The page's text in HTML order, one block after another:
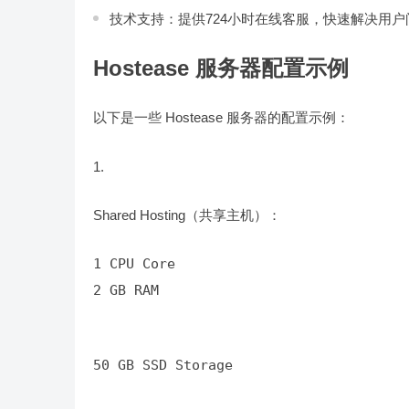
技术支持：提供724小时在线客服，快速解决用户
Hostease 服务器配置示例
以下是一些 Hostease 服务器的配置示例：
Shared Hosting（共享主机）：
2 GB RAM
50 GB SSD Storage